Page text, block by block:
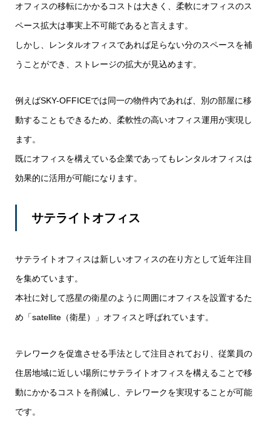
オフィスの移転にかかるコストは大きく、柔軟にオフィスのス
ペース拡大は事実上不可能であると言えます。
しかし、レンタルオフィスであれば足らない分のスペースを補
うことができ、ストレージの拡大が見込めます。
例えばSKY-OFFICEでは同一の物件内であれば、別の部屋に移
動することもできるため、柔軟性の高いオフィス運用が実現し
ます。
既にオフィスを構えている企業であってもレンタルオフィスは
効果的に活用が可能になります。
サテライトオフィス
サテライトオフィスは新しいオフィスの在り方として近年注目
を集めています。
本社に対して惑星の衛星のように周囲にオフィスを設置するた
め「satellite（衛星）」オフィスと呼ばれています。
テレワークを促進させる手法として注目されており、従業員の
住居地域に近しい場所にサテライトオフィスを構えることで移
動にかかるコストを削減し、テレワークを実現することが可能
です。